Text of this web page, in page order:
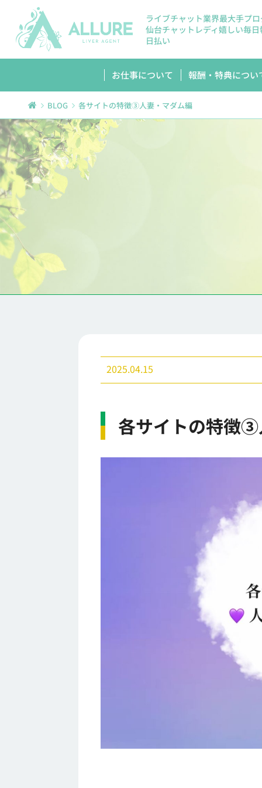
ライブチャット業界最大手プ
仙台チャットレディ嬉しい毎
日払い
お仕事について 報酬・特典につい
BLOG 各サイトの特徴③人妻・マダム編
2025.04.15
各サイトの特徴